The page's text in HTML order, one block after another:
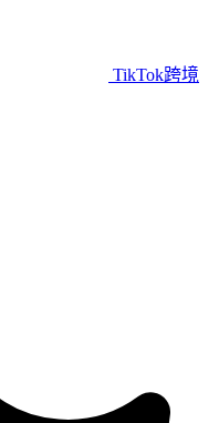
TikTok跨境